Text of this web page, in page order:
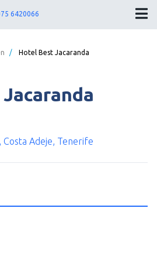
6420066
/ Hotel Best Jacaranda
Costa Adeje, Tenerife